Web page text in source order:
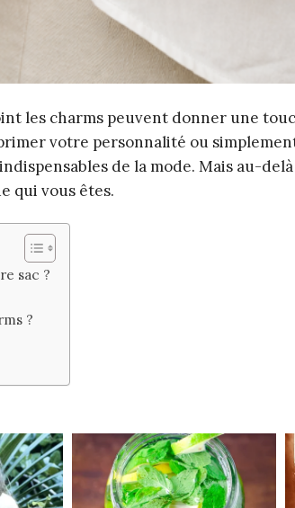
les charms peuvent donner une
votre personnalité ou
de la mode. Mais au-
qui vous êtes.
sac ?
?